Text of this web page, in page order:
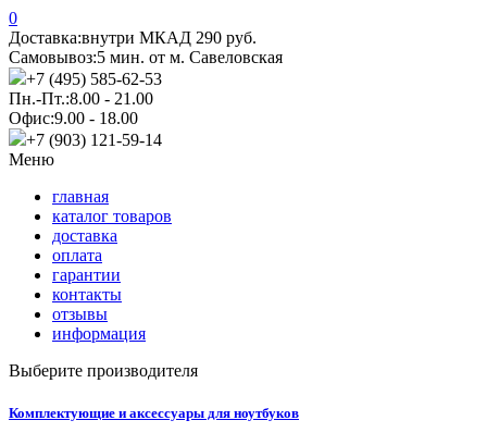
0
Доставка:внутри МКАД 290 руб.
Самовывоз:5 мин. от м. Савеловская
+7 (495) 585-62-53
Пн.-Пт.:8.00 - 21.00
Офис:9.00 - 18.00
+7 (903) 121-59-14
Меню
главная
каталог товаров
доставка
оплата
гарантии
контакты
отзывы
информация
Выберите производителя
Комплектующие и аксессуары для ноутбуков